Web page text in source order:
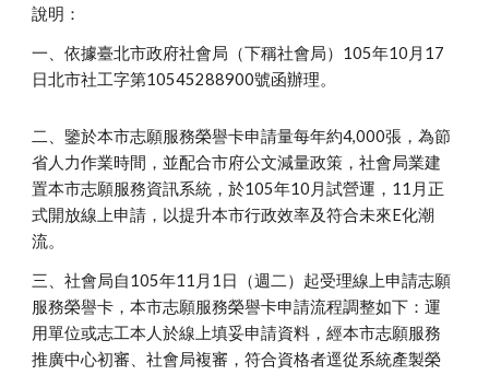
說明：
一、依據臺北市政府社會局（下稱社會局）105年10月17
日北市社工字第10545288900號函辦理。
二、鑒於本市志願服務榮譽卡申請量每年約4,000張，為節
省人力作業時間，並配合市府公文減量政策，社會局業建
置本市志願服務資訊系統，於105年10月試營運，11月正
式開放線上申請，以提升本市行政效率及符合未來E化潮
流。
三、社會局自105年11月1日（週二）起受理線上申請志願
服務榮譽卡，本市志願服務榮譽卡申請流程調整如下：運
用單位或志工本人於線上填妥申請資料，經本市志願服務
推廣中心初審、社會局複審，符合資格者逕從系統產製榮